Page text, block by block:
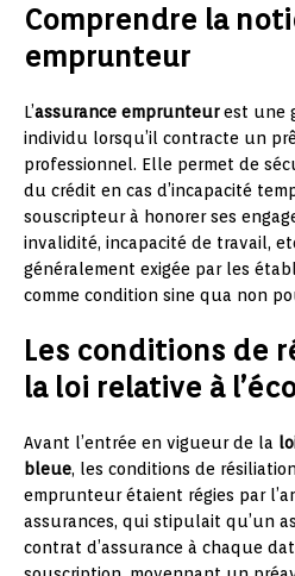
Comprendre la
emprunteur
L’assurance emprunteurest une
individu lorsqu’il contracte un
professionnel. Elle permet de
du crédit en cas d’incapacité
souscripteur à honorer ses
invalidité, incapacité de travail,
généralement exigée par les
comme condition sine qua non
Les conditions de
la loi relative à
Avant l’entrée en vigueur de la
bleue, les conditions de
emprunteur étaient régies par
assurances, qui stipulait qu’un
contrat d’assurance à chaque